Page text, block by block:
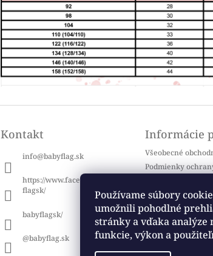
Používame súbory
umožnili pohodlné
stránky a vďaka analýze
funkcie, výkon a
Kontakt
info@babyflag.sk
https://www.facebook.com/baby
flagsk/
babyflagsk/
@babyflag.sk
Informácie
Všeobecné
Podmienky
údajov
Doprava a platba
Kontakty
Často kladené
Moja objednávka